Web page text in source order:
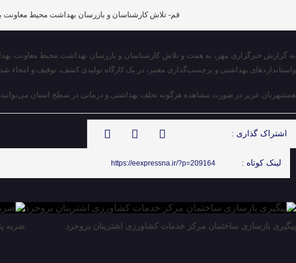
قم- تلاش کارشناسان و بازرسان بهداشت محیط معاونت بهداشتی دانشگاه علوم پزشکی قم، بیش از ۴۰۰
به گزارش خبرگزاری مهر، به همت و تلاش کارشناسان و بازرسان بهداشت محیط معاونت بهداشتی دانشگاه
واستانداردهای بهداشتی و برچسب‌گذاری معتبر، در یک کارگاه تولیدی کشف، توقیف و امحاء
همشهریان عزیز در صورت مشاهده هرگونه تخلف بهداشتی و درمانی در سطح استان می‌توانند از طریق
اشتراک گذاری :
لینک کوتاه : https://eexpressna.ir/?p=209164
پیگیری بازسازی ساختمان مرکز خدمات کشاورزی اشترینان بروجرد ضربه پلیس